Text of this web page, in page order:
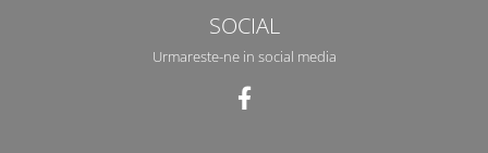
SOCIAL
Urmareste-ne in social media